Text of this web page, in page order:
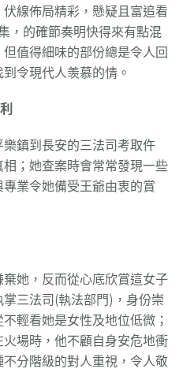
線佈局精彩，懸疑且富追看
，的確節奏明快得來有點混
值得細味的部份總是令人回
令現代人羡慕的情。
鎮到長安的三法司考取仵
；她查案時會常常發現一些
業令她備受王爺由衷的賞
她，反而從心底欣賞這女子
三法司(執法部門)，身份崇
輕看她是女性及地位低微；
場時，他不顧自身安危地衝
分階級的對人重視，令人敬